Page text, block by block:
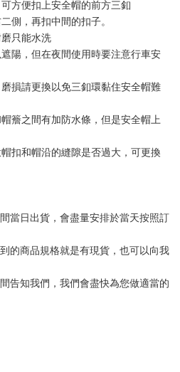
方便扣上安全帽的前方三釦
側，再扣中間的扣子。
只能水洗
陽，但在夜間使用時要注意行車安
損請更換以免三釦環黏住安全帽難
簷之間有加防水條，但是安全帽上
扣和帽沿的縫隙是否過大，可更換
當日出貨，會盡量安排於當天按照訂
的商品規格就是有現貨，也可以向我
告知我們，我們會盡快為您做適當的